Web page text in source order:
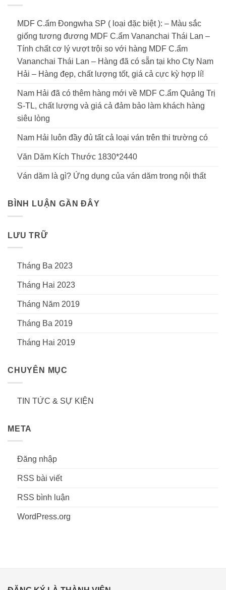
MDF C.ẩm Đongwha SP ( loại đặc biệt ): – Màu sắc
giống tương đương MDF C.ẩm Vananchai Thái Lan –
Tính chất cơ lý vượt trội so với hàng MDF C.ẩm
Vananchai Thái Lan – Hàng đã có sẵn tại kho Cty Nam
Hải – Hàng đẹp, chất lượng tốt, giá cả cực kỳ hợp lí!
Nam Hải đã có thêm hàng mới về MDF C.ẩm Quảng Trị
S-TL, chất lượng và giá cả đảm bảo làm khách hàng
siêu lòng
Nam Hải luôn đầy đủ tất cả loại ván trên thi trường có
Văn Dăm Kích Thước 1830*2440
Ván dăm là gì? Ứng dụng của ván dăm trong nội thất
BÌNH LUẬN GẦN ĐÂY
LƯU TRỮ
Tháng Ba 2023
Tháng Hai 2023
Tháng Năm 2019
Tháng Ba 2019
Tháng Hai 2019
CHUYÊN MỤC
TIN TỨC & SỰ KIỆN
META
Đăng nhập
RSS bài viết
RSS bình luận
WordPress.org